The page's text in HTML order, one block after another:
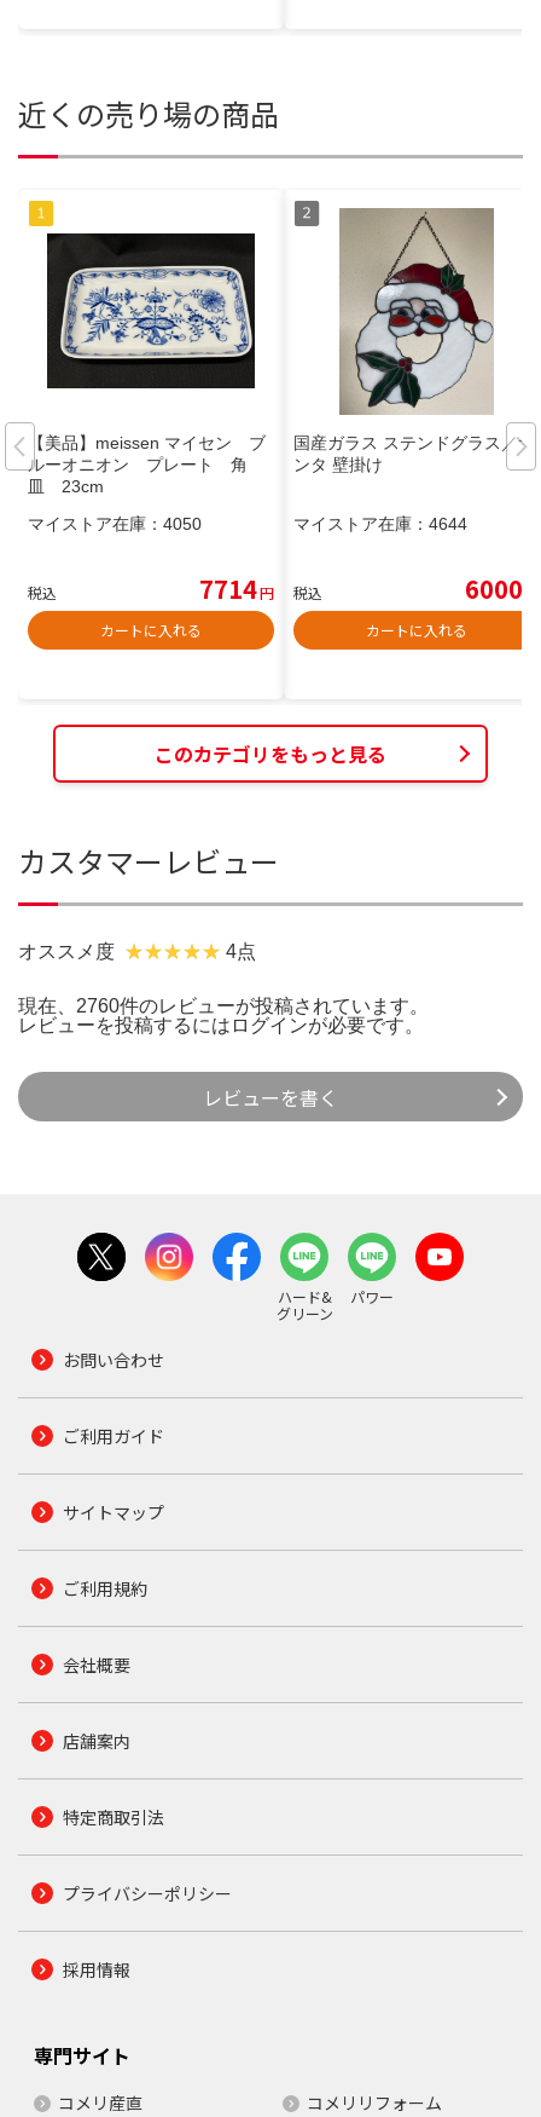
近くの売り場の商品
【美品】meissen マイセン ブ
ルーオニオン プレート 角
皿 23cm
マイストア在庫： 4050
税込 7714円
カートに入れる
国産ガラス ステンドグラス／サ
ンタ 壁掛け
マイストア在庫： 4644
税込 6000
カートに入れる
このカテゴリをもっと見る
カスタマーレビュー
オススメ度 4点
現在、2760件のレビューが投稿されています。
レビューを投稿するには ログインが必要です。
レビューを書く
ハード&
グリーン
パワー
お問い合わせ
ご利用ガイド
サイトマップ
ご利用規約
会社概要
店舗案内
特定商取引法
プライバシーポリシー
採用情報
専門サイト
コメリ産直 コメリリフォーム